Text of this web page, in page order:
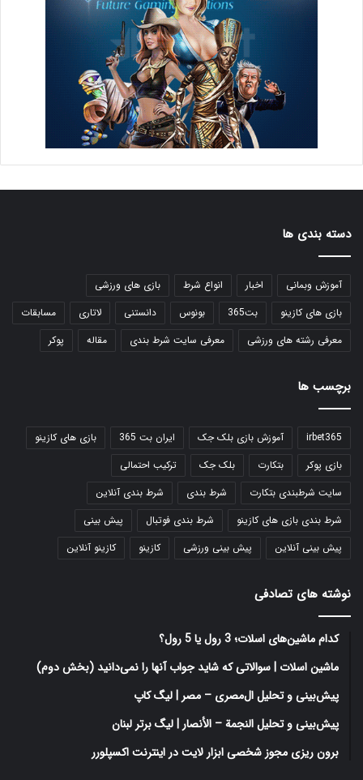
دسته بندی ها
آموزش وبمانی اخبار انواع شرط
بازی های ورزشی
بازی های کازینو
بت365 بونوس دانستنی لاتاری
مسابقات
معرفی رشته های ورزشی
معرفی سایت شرط بندی مقاله پوکر
برچسب ها
irbet365 آموزش بازی بلک جک ایران بت 365
بازی های کازینو
بازی پوکر
بتکارت بلک جک
ترکیب احتمالی
سایت شرطبندی بتکارت
شرط بندی
شرط بندی آنلاین
شرط بندی بازی های کازینو
شرط بندی فوتبال
پیش بینی
پیش بینی آنلاین
پیش بینی ورزشی کازینو کازینو آنلاین
نوشته های تصادفی
کدام ماشین‌های اسلات؛ 3 رول یا 5 رول؟
ماشین اسلات | سوالاتی که شاید جواب آنها را نمی‌دانید (بخش دوم)
پیش‌بینی و تحلیل ال‌مصری – مصر | لیگ کاپ
پیش‌بینی و تحلیل النجمة – الأنصار | لیگ برتر لبنان
برون ریزی مجوز شخصی‌ ابزار لایت در اینترنت اکسپلورر